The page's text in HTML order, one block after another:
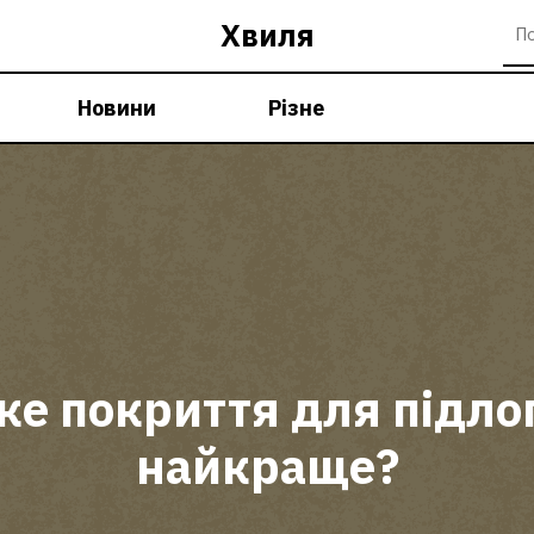
Хвиля
Новини Різне
покриття для
найкраще?